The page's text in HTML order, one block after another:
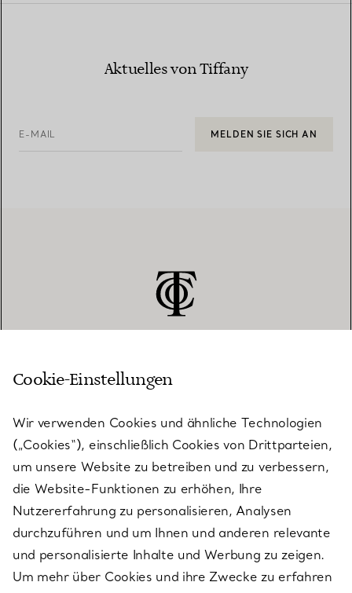
Aktuelles von Tiffany
E-MAIL MELDEN SIE SICH AN
KUNDENSERVICE
SERVICES
ÜBER TIFFANY & CO.
RECHTLICHE HINWEISE
Cookie-Einstellungen
Wir verwenden Cookies und ähnliche Technologien
(„Cookies“), einschließlich Cookies von Drittparteien,
um unsere Website zu betreiben und zu verbessern,
die Website-Funktionen zu erhöhen, Ihre
Nutzererfahrung zu personalisieren, Analysen
durchzuführen und um Ihnen und anderen relevante
und personalisierte Inhalte und Werbung zu zeigen.
Um mehr über Cookies und ihre Zwecke zu erfahren